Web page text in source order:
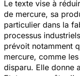
Le texte vise à
de mercure, sa
particulier dans la
processus
prévoit notamment
mercure, comme
disparu. Elle donne